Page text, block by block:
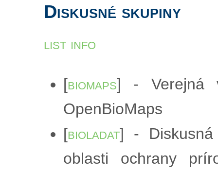
Diskusné skupiny
list info
[biomaps] - Verejná
OpenBioMaps
[bioladat] - Diskusná
oblasti ochrany